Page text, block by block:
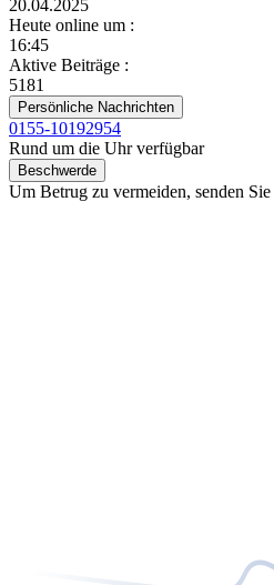
20.04.2025
Heute online um :
16:45
Aktive Beiträge :
5181
Persönliche Nachrichten
0155-10192954
Rund um die Uhr verfügbar
Beschwerde
Um Betrug zu vermeiden, senden